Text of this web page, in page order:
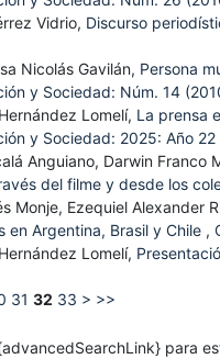
Vidrio, Discurso
Nicolás Gavilán, Persona
y Sociedad: Núm. 14
Lomelí, La prensa
y Sociedad: 2025: Año 22
Anguiano, Darwin Franco
del filme y desde los
Monje, Ezequiel Alexander
en Argentina, Brasil y Chile ,
Lomelí,
31 32 33 > >>
para